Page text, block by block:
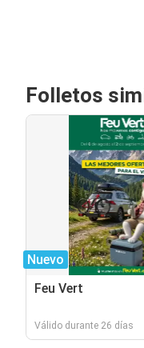
Folletos
Nuevo
Feu Vert
Válido durante 26 días